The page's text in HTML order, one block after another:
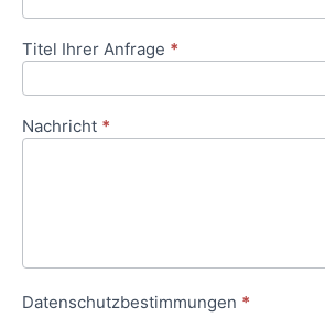
Titel Ihrer Anfrage *
Nachricht *
Datenschutzbestimmungen *